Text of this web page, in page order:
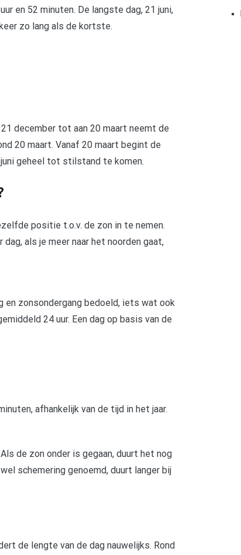
en 52 minuten. De langste dag, 21 juni,
zo lang als de kortste.
december tot aan 20 maart neemt de
20 maart. Vanaf 20 maart begint de
geheel tot stilstand te komen.
positie t.o.v. de zon in te nemen.
als je meer naar het noorden gaat,
zonsondergang bedoeld, iets wat ook
24 uur. Een dag op basis van de
afhankelijk van de tijd in het jaar.
de zon onder is gegaan, duurt het nog
schemering genoemd, duurt langer bij
de lengte van de dag nauwelijks. Rond